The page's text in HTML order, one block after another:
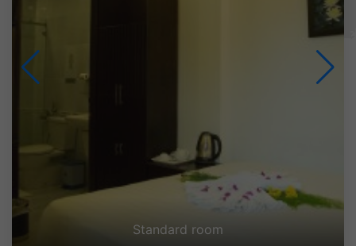
Standard room